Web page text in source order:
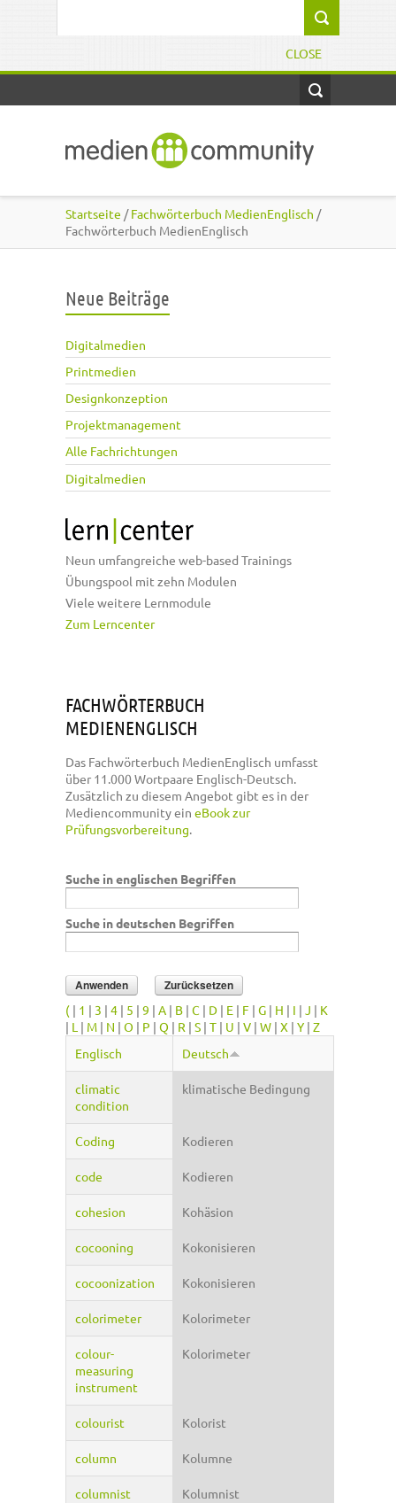
CLOSE
Startseite /Fachwörterbuch MedienEnglisch /
Fachwörterbuch MedienEnglisch
Neue Beiträge
Digitalmedien
Printmedien
Designkonzeption
Projektmanagement
Alle Fachrichtungen
Digitalmedien
Neun umfangreiche web-based Trainings
Übungspool mit zehn Modulen
Viele weitere Lernmodule
Zum Lerncenter
FACHWÖRTERBUCH
MEDIENENGLISCH
Das Fachwörterbuch MedienEnglisch umfasst
über 11.000 Wortpaare Englisch-Deutsch.
Zusätzlich zu diesem Angebot gibt es in der
Mediencommunity ein eBook zur
Prüfungsvorbereitung.
Suche in englischen Begriffen
Suche in deutschen Begriffen
( | 1 | 3 | 4 | 5 | 9 | A | B | C | D | E | F | G | H | I | J | K
| L | M | N | O | P | Q | R | S | T | U | V | W | X | Y | Z
Englisch
Deutsch
climatic
condition
klimatische Bedingung
Coding Kodieren
code Kodieren
cohesion Kohäsion
cocooning Kokonisieren
cocoonization Kokonisieren
colorimeter Kolorimeter
colour-
measuring
instrument
Kolorimeter
colourist Kolorist
column Kolumne
columnist Kolumnist